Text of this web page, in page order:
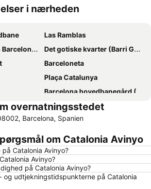
i nærheden
Las Ramblas
Prat Airport
Det gotiske kvarter (Barri Gòtic)
Barceloneta
Plaça Catalunya
Barcelona hovedbanegård (Sants)
Rambla de Catalunya
Barceloneta
Den gamle by (Ciutat Vella)
Barcelonas olympiske havn
Fira Barcelona messecenter
Badalona Port
overnatningsstedet
Barcelona, Spanien
om Catalonia Avinyo
Catalonia Avinyo?
Avinyo?
på Catalonia Avinyo?
og udtjekningstidspunkterne på Catalonia